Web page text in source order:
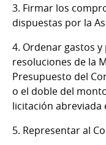
3. Firmar los
dispuestas por la
4. Ordenar gastos
resoluciones de la
Presupuesto del
o el doble del
licitación abreviada
5. Representar al